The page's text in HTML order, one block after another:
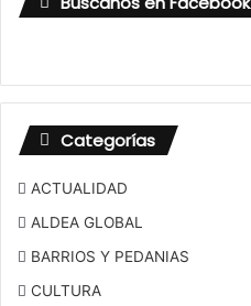
Categorías
ACTUALIDAD
ALDEA GLOBAL
BARRIOS Y PEDANIAS
CULTURA